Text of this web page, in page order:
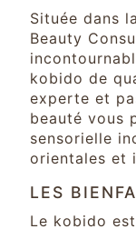
Située dans
Beauty
kobido de
experte et
beauté vous
sensorielle
orientales et
LES
Le kobido